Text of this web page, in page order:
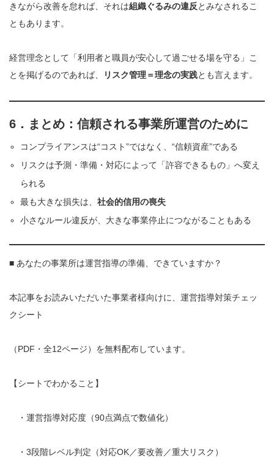
きながら改善を怠れば、それは組織ぐるみの違反とみなされるこ
ともあります。
経営理念として「利用者と職員が安心して過ごせる場を守る」こ
とを掲げるのであれば、
リスク管理＝理念の実践とも言えます。
6．まとめ：信頼される事業所運営のために
コンプライアンスは“コスト”ではなく、“信頼資産”である
リスクは予測・準備・対応によって「許容できるもの」へ変え
られる
最も大きな損失は、社会的信用の喪失
小さなルール違反が、大きな事業停止につながることもある
■ あなたの事業所は運営指導の準備、できていますか？
本記事をお読みいただいた事業者様向けに、運営指導対策チェッ
クシート
（PDF・全12ページ）を無料配布しています。
【シートでわかること】
・運営指導対応度（90点満点で数値化）
・3段階レベル判定（対応OK／要改善／重大リスク）